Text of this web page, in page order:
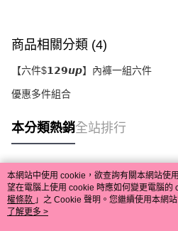
商品相關分類 (4)
【六件$𝟭𝟮𝟵𝙪𝙥】內褲一組六件
優惠多件組合
本分類熱銷全站排行
熱門標籤
本網站中使用 cookie，欲查詢有關本網站使
望在電腦上使用 cookie 時應如何變更電腦的
權條款 」之 Cookie 聲明。您繼續使用本網
用條款之 Cookie 聲明使用 cookie。
了解更多 >